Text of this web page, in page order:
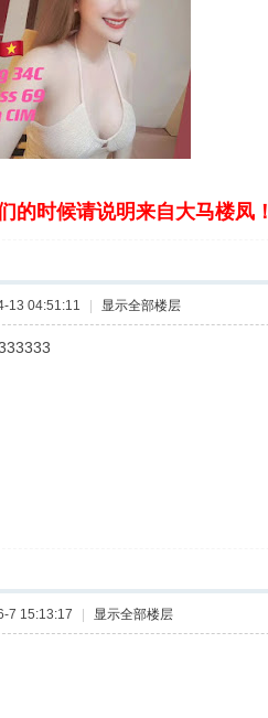
的时候请说明来自大马楼凤！
13 04:51:11 显示全部楼层
7 15:13:17 显示全部楼层